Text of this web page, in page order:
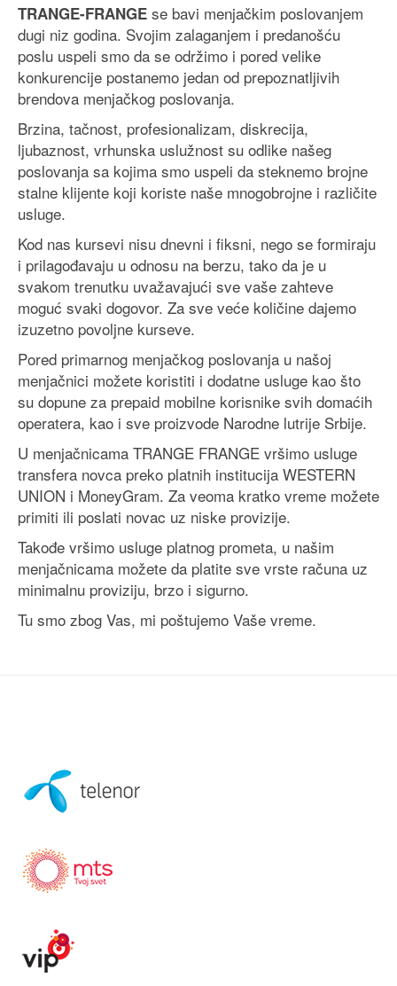
TRANGE-FRANGE se bavi menjačkim poslovanjem
dugi niz godina. Svojim zalaganjem i predanošću
poslu uspeli smo da se održimo i pored velike
konkurencije postanemo jedan od prepoznatljivih
brendova menjačkog poslovanja.
Brzina, tačnost, profesionalizam, diskrecija,
ljubaznost, vrhunska uslužnost su odlike našeg
poslovanja sa kojima smo uspeli da steknemo brojne
stalne klijente koji koriste naše mnogobrojne i različite
usluge.
Kod nas kursevi nisu dnevni i fiksni, nego se formiraju
i prilagođavaju u odnosu na berzu, tako da je u
svakom trenutku uvažavajući sve vaše zahteve
moguć svaki dogovor. Za sve veće količine dajemo
izuzetno povoljne kurseve.
Pored primarnog menjačkog poslovanja u našoj
menjačnici možete koristiti i dodatne usluge kao što
su dopune za prepaid mobilne korisnike svih domaćih
operatera, kao i sve proizvode Narodne lutrije Srbije.
U menjačnicama TRANGE FRANGE vršimo usluge
transfera novca preko platnih institucija WESTERN
UNION i MoneyGram. Za veoma kratko vreme možete
primiti ili poslati novac uz niske provizije.
Takođe vršimo usluge platnog prometa, u našim
menjačnicama možete da platite sve vrste računa uz
minimalnu proviziju, brzo i sigurno.
Tu smo zbog Vas, mi poštujemo Vaše vreme.